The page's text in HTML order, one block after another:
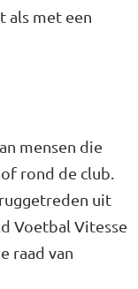
als met een
mensen die
rond de club.
uit
Voetbal Vitesse
raad van